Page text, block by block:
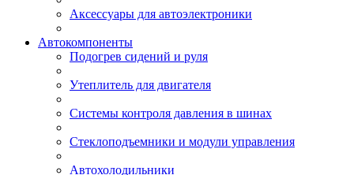
Аксессуары для автоэлектроники
Автокомпоненты
Подогрев сидений и руля
Утеплитель для двигателя
Системы контроля давления в шинах
Стеклоподъемники и модули управления
Автохолодильники